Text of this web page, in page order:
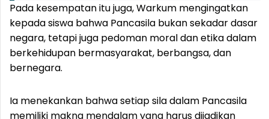
Pada kesempatan itu juga, Warkum mengingatkan
kepada siswa bahwa Pancasila bukan sekadar dasar
negara, tetapi juga pedoman moral dan etika dalam
berkehidupan bermasyarakat, berbangsa, dan
bernegara.
Ia menekankan bahwa setiap sila dalam Pancasila
memiliki makna mendalam yang harus dijadikan